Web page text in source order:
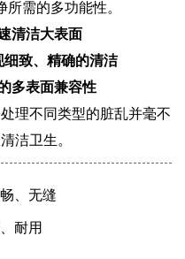
需的多功能性。
清洁大表面
致、精确的清洁
多表面兼容性
理不同类型的脏乱并毫不
洁卫生。
、无缝
耐用